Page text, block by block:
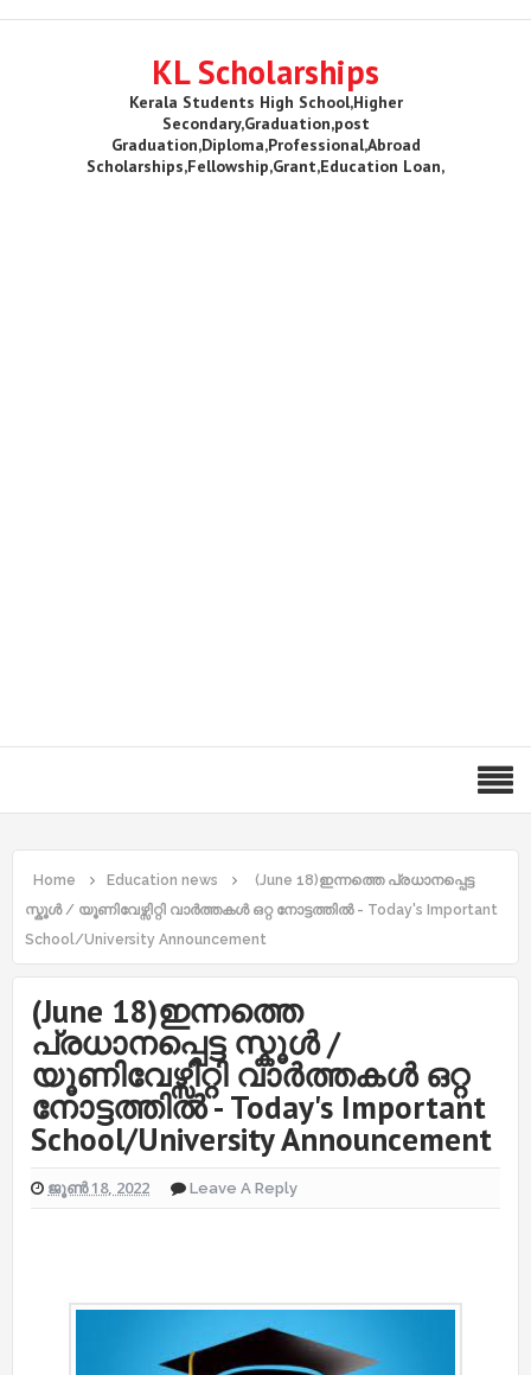
KL Scholarships
Kerala Students High School,Higher
Secondary,Graduation,post
Graduation,Diploma,Professional,Abroad
Scholarships,Fellowship,Grant,Education Loan,
Home Education news
(June 18)ഇന്നത്തെ പ്രധാനപ്പെട്ട
സ്കൂൾ / യൂണിവേഴ്സിറ്റി വാർത്തകൾ ഒറ്റ നോട്ടത്തിൽ - Today's Important
School/University Announcement
(June 18)ഇന്നത്തെ
പ്രധാനപ്പെട്ട സ്കൂൾ /
യൂണിവേഴ്സിറ്റി വാർത്തകൾ ഒറ്റ
നോട്ടത്തിൽ - Today's Important
School/University Announcement
ജൂൺ 18, 2022 Leave A Reply